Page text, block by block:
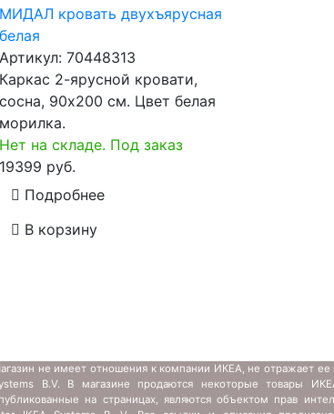
МИДАЛ кровать двухъярусная
белая
Артикул:70448313
Каркас 2-ярусной кровати,
сосна, 90x200 см. Цвет белая
морилка.
Нет на складе. Под заказ
19399 руб.
Подробнее
В корзину
не имеет отношения к компании ИКЕА, не отражает ее
B.V. В магазине продаются некоторые товары
на страницах, являются объектом прав